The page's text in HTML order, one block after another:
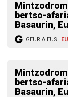
bertso-
Basaurin,
GEURIA.EUS
bertso-
Basaurin,